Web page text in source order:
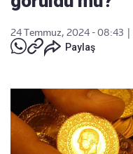
24 Temmuz, 2024 - 08:43
Paylaş